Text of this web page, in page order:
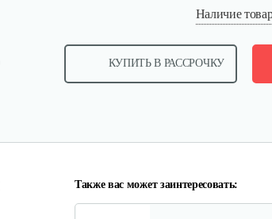
Наличие
КУПИТЬ В РАССРОЧКУ
Также вас может заинтересовать:
Мотоблок бензиновый
5 300 руб